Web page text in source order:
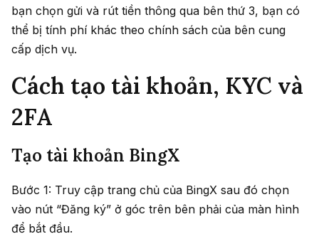
bạn chọn gửi và rút tiền thông qua bên thứ 3, bạn có
thể bị tính phí khác theo chính sách của bên cung
cấp dịch vụ.
Cách tạo tài khoản, KYC và
2FA
Tạo tài khoản BingX
Bước 1: Truy cập trang chủ của BingX sau đó chọn
vào nút “Đăng ký” ở góc trên bên phải của màn hình
để bắt đầu.